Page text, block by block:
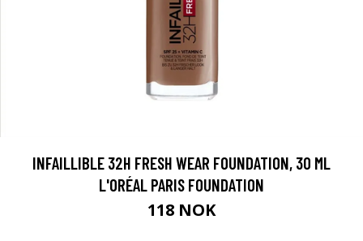
INFAILLIBLE 32H FRESH WEAR FOUNDATION, 30 ML
L'ORÉAL PARIS FOUNDATION
118 NOK